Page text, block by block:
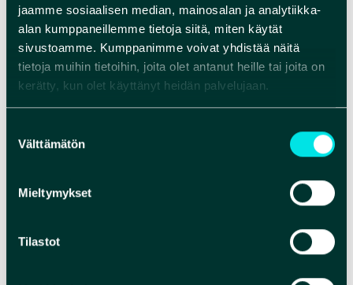
jaamme sosiaalisen median, mainosalan ja analytiikka-
alan kumppaneillemme tietoja siitä, miten käytät
sivustoamme. Kumppanimme voivat yhdistää näitä
tietoja muihin tietoihin, joita olet antanut heille tai joita on
kerätty, kun olet käyttänyt heidän palvelujaan.
valinta
Välttämätön
Mieltymykset
Tilastot
tärkeämpi kauppareitti idän ja lännen välille. Sen
tarjoama vesistöyhteys oli pitkään alueen nopein
kulkuväylä ennen maanteiden ja rautateiden
aikaa. Karjalaiset kulkivat turkiskaupoilla ja veivät
tuotteita Novgorodin markkinoille. Oulujärvi
pääsi Vienanmereltä Ouluun saakka ja edelleen
tämän vesistöreitin jonkinlainen